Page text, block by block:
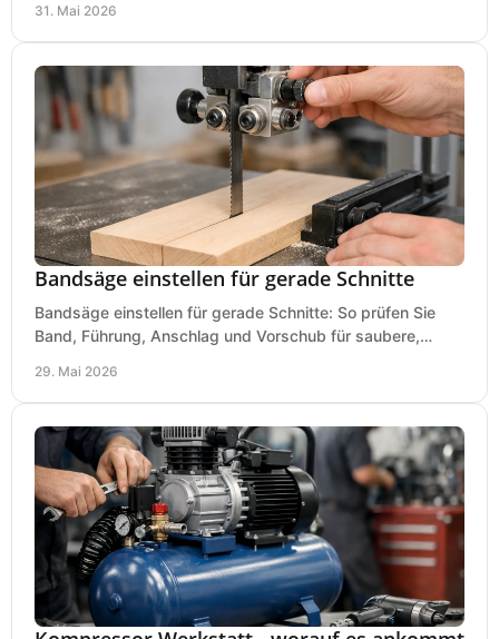
31. Mai 2026
Bandsäge einstellen für gerade Schnitte
Bandsäge einstellen für gerade Schnitte: So prüfen Sie
Band, Führung, Anschlag und Vorschub für saubere,
29. Mai 2026